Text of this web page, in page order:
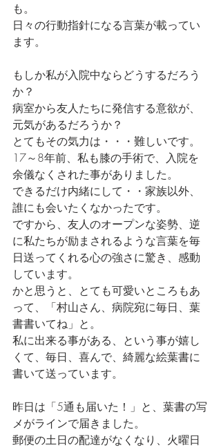
も。
日々の行動指針になる言葉が載ってい
ます。
もしか私が入院中ならどうするだろう
か？
病室から友人たちに発信する意欲が、
元気があるだろうか？
とてもその気力は・・・難しいです。
17～8年前、私も膝の手術で、入院を
余儀なくされた事がありました。
できるだけ内緒にして・・家族以外、
誰にも会いたくなかったです。
ですから、友人のオープンな姿勢、逆
に私たちが励まされるような言葉を毎
日送ってくれる心の強さに驚き、感動
しています。
かと思うと、とても可愛いところもあ
って、「村山さん、病院宛に毎日、葉
書書いてね」と。
私に出来る事がある、という事が嬉し
くて、毎日、喜んで、綺麗な絵葉書に
書いて送っています。
昨日は「5通も届いた！」と、葉書の写
メがラインで届きました。
郵便の土日の配達がなくなり、火曜日